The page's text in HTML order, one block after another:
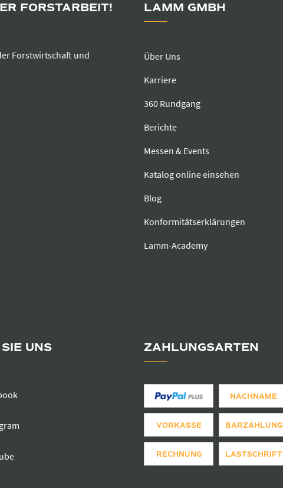
FORSTARBEIT!
Forstwirtschaft und
LAMM GMBH
Über Uns
Karriere
360 Rundgang
Berichte
Messen & Events
Katalog online einsehen
Blog
Konformitätserklärungen
Lamm-Academy
UNS ZAHLUNGSARTEN
NACHNAME
VORKASSE BARZAHLUNG
RECHNUNG LASTSCHRIFT